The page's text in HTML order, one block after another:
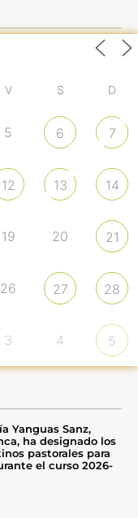
V S D
5 6 7
12 13 14
19 20 21
26 27 28
3 4 5
Yanguas Sanz,
ha designado los
pastorales para
el curso 2026-